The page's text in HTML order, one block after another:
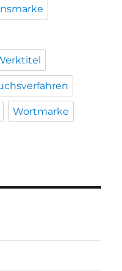
Wortmarke